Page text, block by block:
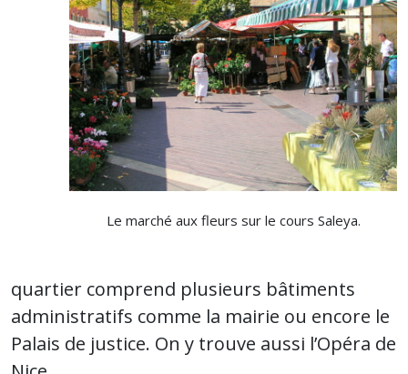
Le marché aux fleurs sur le cours Saleya.
quartier comprend plusieurs bâtiments
administratifs comme la mairie ou encore le
Palais de justice. On y trouve aussi l’Opéra de